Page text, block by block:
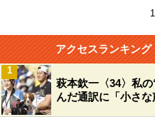
アクセスランキング
萩本欽一〈34〉私
んだ通訳に「小さな
1